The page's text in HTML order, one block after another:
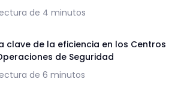
de 4 minutos
clave de la eficiencia en los Centros
de Seguridad
de 6 minutos